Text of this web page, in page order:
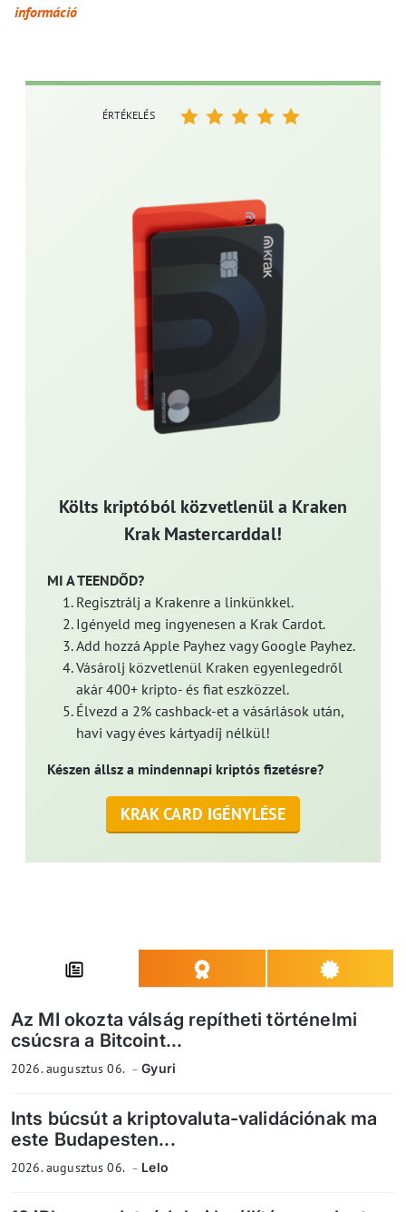
információ
Költs kriptóból közvetlenül a Kraken
Krak Mastercarddal!
MI A TEENDŐD?
Regisztrálj a Krakenre a linkünkkel.
Igényeld meg ingyenesen a Krak Cardot.
Add hozzá Apple Payhez vagy Google Payhez.
Vásárolj közvetlenül Kraken egyenlegedről
akár 400+ kripto- és fiat eszközzel.
Élvezd a 2% cashback-et a vásárlások után,
havi vagy éves kártyadíj nélkül!
Készen állsz a mindennapi kriptós fizetésre?
KRAK CARD IGÉNYLÉSE
ÉRTÉKELÉS
Az MI okozta válság repítheti történelmi
csúcsra a Bitcoint...
2026. augusztus 06. Gyuri
Ints búcsút a kriptovaluta-validációnak ma
este Budapesten...
2026. augusztus 06. Lelo